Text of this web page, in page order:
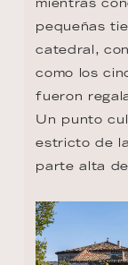
pequeñas
catedral,
como los
fueron
Un punto
estricto de
parte alta